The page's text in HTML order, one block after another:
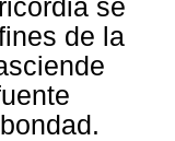
se
de la